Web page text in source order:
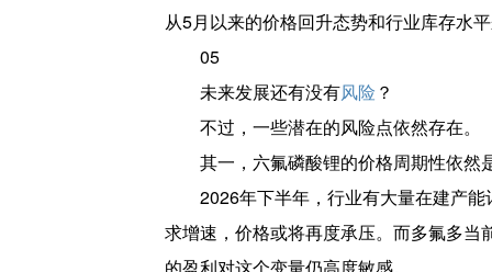
从5月以来的价格回升态势和行业库存水
05
未来发展还有没有风险 ？
不过，一些潜在的风险点依然存在。
其一，六氟磷酸锂的价格周期性依然
2026年下半年，行业有大量在建产
求增速，价格或将再度承压。而多氟多